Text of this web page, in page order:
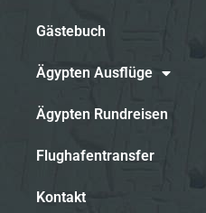
Gästebuch
Ägypten Ausflüge
Ägypten Rundreisen
Flughafentransfer
Kontakt